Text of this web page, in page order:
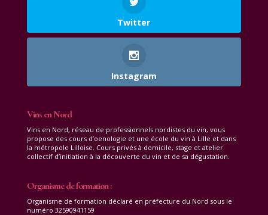
Twitter
Instagram
Vins en Nord
Vins en Nord, réseau de professionnels nordistes du vin, vous
propose des cours d’oenologie et une école du vin à Lille et dans
la métropole Lilloise. Cours privés à domicile, stage et atelier
collectif d’initiation à la découverte du vin et de sa dégustation.
Organisme de formation :
Organisme de formation déclaré en préfecture du Nord sous le
numéro 32590941159